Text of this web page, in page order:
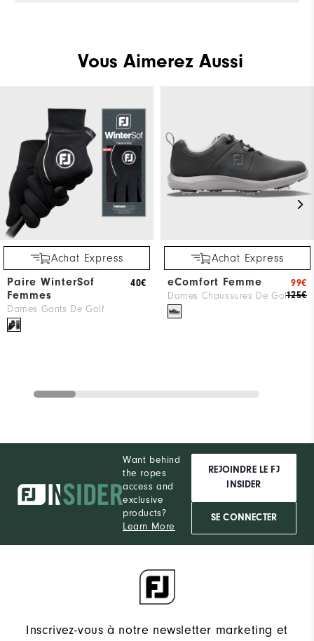
Vous Aimerez Aussi
Achat Express
Paire WinterSof
Femmes
Dames Gants De Golf
40€
Achat Express
eComfort Femme
Dames Chaussures De Golf125€
99€
Want behind
the ropes
access and
exclusive
products?
Learn More
REJOINDRE LE FJ
INSIDER
SE CONNECTER
Inscrivez-vous à notre newsletter marketing et